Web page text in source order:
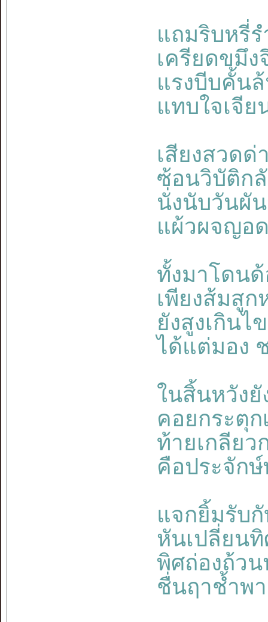
แถมริบหรี่ร
เครียดขมึ
แรงบีบคั้น
แทบใจเจี
เสียงสวด
ซ้อนวิบัติก
นั่งนับวันผั
แผ้วผจญอ
ทั้งมาโดน
เพียงส้มสู
ยังสูงเกินไ
ได้แต่มอง
ในสิ้นหวัง
คอยกระตุ
ท้ายเกลีย
คือประจัก
แจกยิ้มรับ
หันเปลี่ยน
พิศถ่องถ้ว
ชื่นฤาช้ำพ